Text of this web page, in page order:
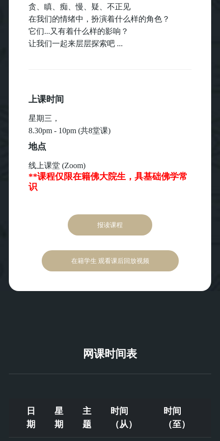
贪、瞋、痴、慢、疑、不正见
在我们的情绪中，扮演着什么样的角色？
它们...又有着什么样的影响？
让我们一起来层层探索吧 ...
上课时间
星期三，
8.30pm - 10pm (共8堂课)
地点
线上课堂 (Zoom)
**课程仅限在籍佛大院生，具基础佛学常
识
报读课程
在籍学生 观看课后回放视频
网课时间表
日
期
星
期
主
题
时间
（从）
时间
（至）